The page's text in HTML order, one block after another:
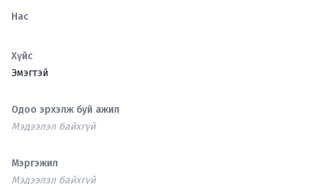
Нас
Хүйс
Эмэгтэй
Одоо эрхэлж буй ажил
Мэдээлэл байхгүй
Мэргэжил
Мэдээлэл байхгүй